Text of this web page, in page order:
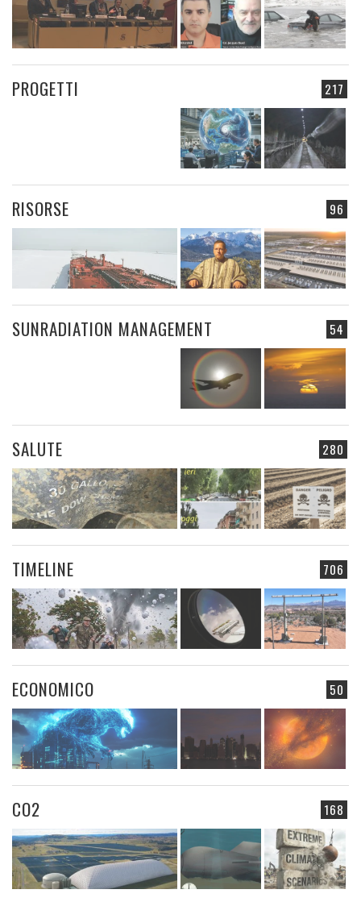
217
PROGETTI
96
RISORSE
54
SUNRADIATION MANAGEMENT
280
SALUTE
706
TIMELINE
50
ECONOMICO
168
CO2